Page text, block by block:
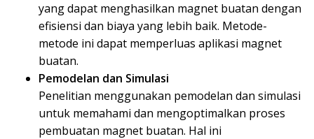
yang dapat menghasilkan magnet buatan dengan
efisiensi dan biaya yang lebih baik. Metode-
metode ini dapat memperluas aplikasi magnet
buatan.
Pemodelan dan Simulasi
Penelitian menggunakan pemodelan dan simulasi
untuk memahami dan mengoptimalkan proses
pembuatan magnet buatan. Hal ini